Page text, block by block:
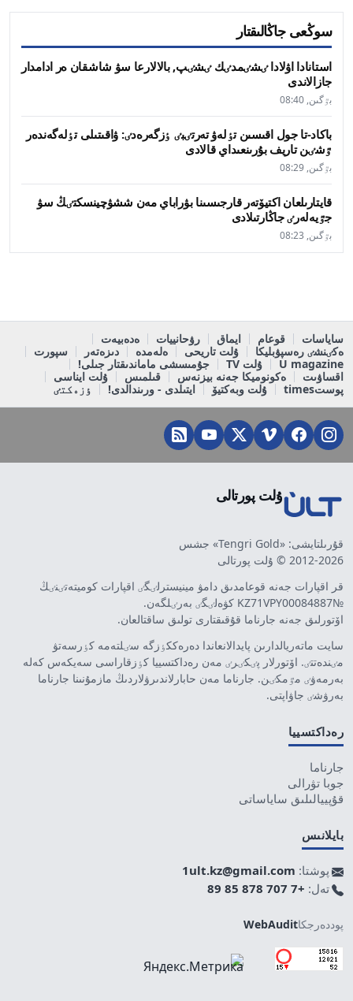
سوڭعى جاڭالىقتار
استانادا اۋلادا ٸشٸمدٸك ٸشٸپ, بالالارعا سۋ شاشقان ەر ادامدار
جازالاندى
بٷگىن, 08:40
باكاد-تا جول اقىسىن تٶلەۋ تەرتٸبٸ ٶزگەرەدٸ: ۋاقىتىلى تٶلەگەندەر
ٷشٸن تاريف بۇرىنعىداي قالادى
بٷگىن, 08:29
قايتارىلعان اكتيۆتەر قارجىسىنا بۋراباي مەن ششۋچينسكتٸڭ سۋ
جٷيەلەرٸ جاڭارتىلادى
بٷگىن, 08:23
ساياسات قوعام ايماق رۋحانييات
ەدەبيەت
ەكٸنشٸ رەسپۋبليكا
ۇلت تاريحى ەلەمدە دىزەتەر
سپورت
U magazine
ۇلت TV
جۇمىسشى ماماندىقتار جىلى!
اقساۋىت
ەكونوميكا جەنە بيزنەس قىلمىس
ۇلت ايناسى
پوستtimes
ۇلت وبەكتيۆ ايتىلدى - ورىندالدى! ٶزەكتٸ
ۇلت پورتالى
قۇرىلتايشى: «Tengri Gold» جشس
2012-2026 © ۇلت پورتالى
قر اقپارات جەنە قوعامدىق دامۋ مينيسترلٸگٸ اقپارات كوميتەتٸنٸڭ
№KZ71VPY00084887 كۋەلٸگٸ بەرٸلگەن.
اۆتورلىق جەنە جارناما قۇقىقتارى تولىق ساقتالعان.
سايت ماتەريالدارىن پايدالانعاندا دەرەككٶزگە سٸلتەمە كٶرسەتۋ
مٸندەتتٸ. اۆتورلار پٸكٸرٸ مەن رەداكتسييا كٶزقاراسى سەيكەس كەلە
بەرمەۋٸ مٷمكٸن. جارناما مەن حابارلاندىرۋلاردىڭ مازمۇنىنا جارناما
بەرۋشٸ جاۋاپتى.
رەداكتسييا
جارناما
جوبا تۋرالى
قۇپييالىلىق ساياساتى
بايلانىس
پوشتا: 1ult.kz@gmail.com
تەل: +7 707 878 85 89
پوددەرجكاWebAudit